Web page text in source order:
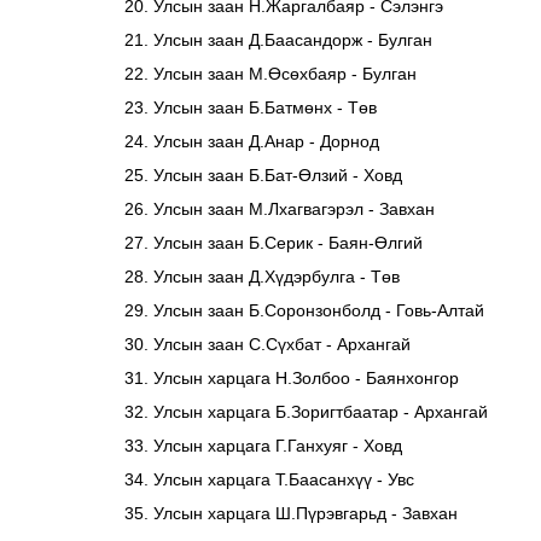
Улсын заан Н.Жаргалбаяр - Сэлэнгэ
Улсын заан Д.Баасандорж - Булган
Улсын заан М.Өсөхбаяр - Булган
Улсын заан Б.Батмөнх - Төв
Улсын заан Д.Анар - Дорнод
Улсын заан Б.Бат-Өлзий - Ховд
Улсын заан М.Лхагвагэрэл - Завхан
Улсын заан Б.Серик - Баян-Өлгий
Улсын заан Д.Хүдэрбулга - Төв
Улсын заан Б.Соронзонболд - Говь-Алтай
Улсын заан С.Сүхбат - Архангай
Улсын харцага Н.Золбоо - Баянхонгор
Улсын харцага Б.Зоригтбаатар - Архангай
Улсын харцага Г.Ганхуяг - Ховд
Улсын харцага Т.Баасанхүү - Увс
Улсын харцага Ш.Пүрэвгарьд - Завхан